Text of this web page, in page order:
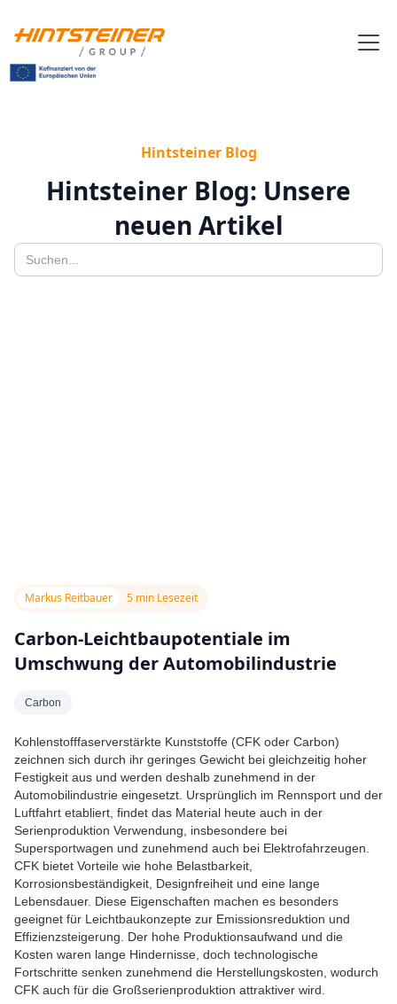
Hintsteiner Blog
Hintsteiner Blog: Unsere
neuen Artikel
Markus Reitbauer 5 min Lesezeit
Carbon-Leichtbaupotentiale im
Umschwung der Automobilindustrie
Carbon
Kohlenstofffaserverstärkte Kunststoffe (CFK oder Carbon)
zeichnen sich durch ihr geringes Gewicht bei gleichzeitig hoher
Festigkeit aus und werden deshalb zunehmend in der
Automobilindustrie eingesetzt. Ursprünglich im Rennsport und der
Luftfahrt etabliert, findet das Material heute auch in der
Serienproduktion Verwendung, insbesondere bei
Supersportwagen und zunehmend auch bei Elektrofahrzeugen.
CFK bietet Vorteile wie hohe Belastbarkeit,
Korrosionsbeständigkeit, Designfreiheit und eine lange
Lebensdauer. Diese Eigenschaften machen es besonders
geeignet für Leichtbaukonzepte zur Emissionsreduktion und
Effizienzsteigerung. Der hohe Produktionsaufwand und die
Kosten waren lange Hindernisse, doch technologische
Fortschritte senken zunehmend die Herstellungskosten, wodurch
CFK auch für die Großserienproduktion attraktiver wird.